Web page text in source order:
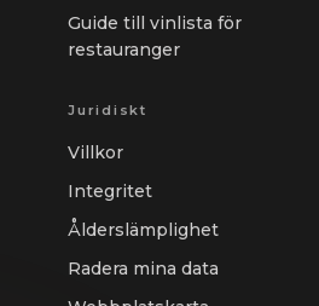
Guide till vinlista för
restauranger
Juridiskt
Villkor
Integritet
Ålderslämplighet
Radera mina data